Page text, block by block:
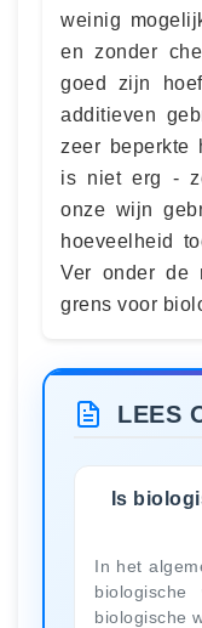
weinig
en zonder
goed zijn
additieven
zeer beperkte
is niet erg -
onze wijn
hoeveelheid
Ver onder de
grens voor
LEES
Is
In het
biologische